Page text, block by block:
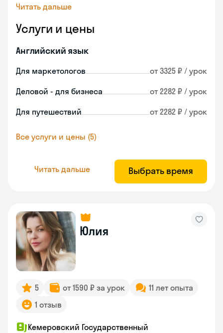
Читать дальше
Услуги и цены
Английский язык
Для маркетологов от 3325 ₽ / урок
Деловой - для бизнеса от 2282 ₽ / урок
Для путешествий от 2282 ₽ / урок
Все услуги и цены (5)
Читать дальше Выбрать время
Юлия
5 от 1590 ₽ за урок
11 лет опыта
1 отзыв
Кемеровский Государственный